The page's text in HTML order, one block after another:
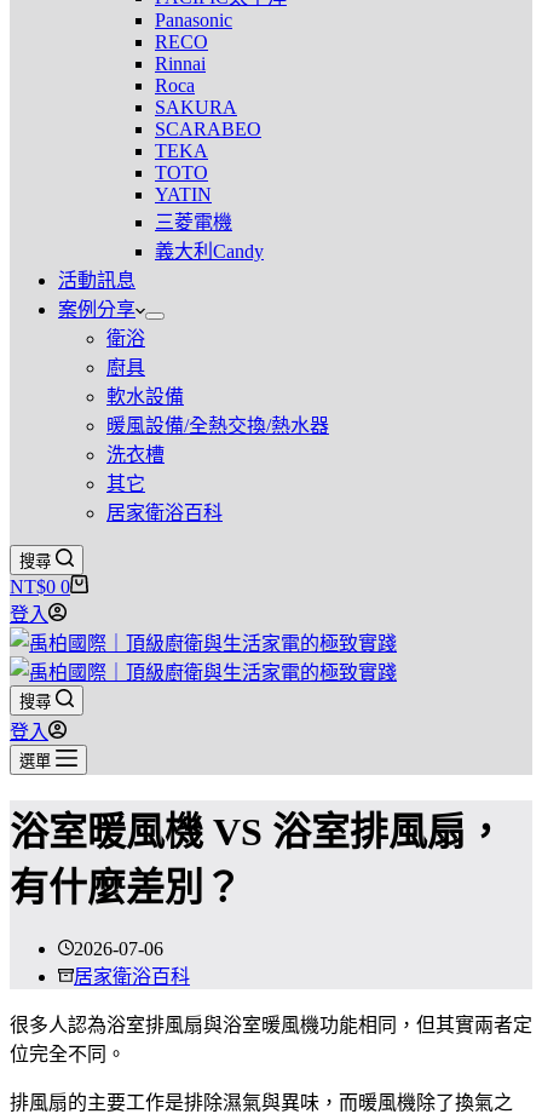
Panasonic
RECO
Rinnai
Roca
SAKURA
SCARABEO
TEKA
TOTO
YATIN
三菱電機
義大利Candy
活動訊息
案例分享
衛浴
廚具
軟水設備
暖風設備/全熱交換/熱水器
洗衣槽
其它
居家衛浴百科
搜尋
購
物
車
NT$0 0
登入
搜尋
登入
選單
浴室暖風機 VS 浴室排風扇，
有什麼差別？
2026-07-06
居家衛浴百科
很多人認為浴室排風扇與浴室暖風機功能相同，但其實兩者定
位完全不同。
排風扇的主要工作是排除濕氣與異味，而暖風機除了換氣之